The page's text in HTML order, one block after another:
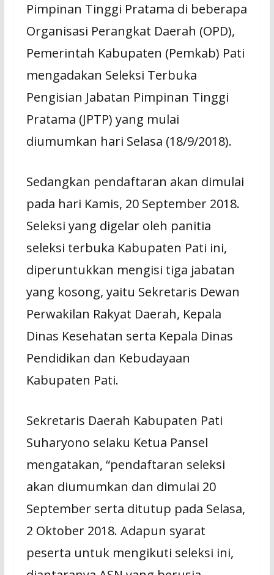
Pimpinan Tinggi Pratama di beberapa
Organisasi Perangkat Daerah (OPD),
Pemerintah Kabupaten (Pemkab) Pati
mengadakan Seleksi Terbuka
Pengisian Jabatan Pimpinan Tinggi
Pratama (JPTP) yang mulai
diumumkan hari Selasa (18/9/2018).
Sedangkan pendaftaran akan dimulai
pada hari Kamis, 20 September 2018.
Seleksi yang digelar oleh panitia
seleksi terbuka Kabupaten Pati ini,
diperuntukkan mengisi tiga jabatan
yang kosong, yaitu Sekretaris Dewan
Perwakilan Rakyat Daerah, Kepala
Dinas Kesehatan serta Kepala Dinas
Pendidikan dan Kebudayaan
Kabupaten Pati.
Sekretaris Daerah Kabupaten Pati
Suharyono selaku Ketua Pansel
mengatakan, “pendaftaran seleksi
akan diumumkan dan dimulai 20
September serta ditutup pada Selasa,
2 Oktober 2018. Adapun syarat
peserta untuk mengikuti seleksi ini,